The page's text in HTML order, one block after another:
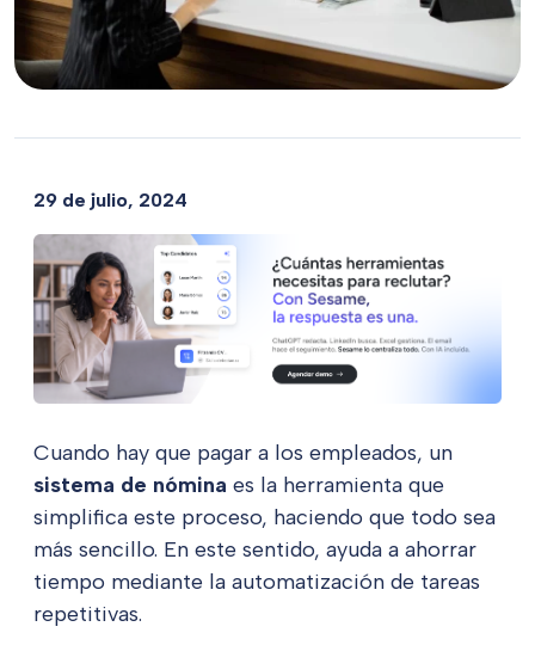
29 de julio, 2024
Cuando hay que pagar a los empleados, un
sistema de nómina es la herramienta que
simplifica este proceso, haciendo que todo sea
más sencillo. En este sentido, ayuda a ahorrar
tiempo mediante la automatización de tareas
repetitivas.